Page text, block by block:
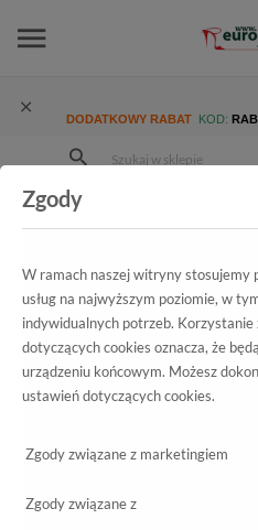
DODATKOWY RABAT KOD:
Kolekcja damska
Lordsy
Wszystkie
Lordsy
Zgody
W ramach naszej witryny stosujemy
usług na najwyższym poziomie, w
indywidualnych potrzeb.
dotyczących cookies oznacza, że
urządzeniu końcowym. Możesz
ustawień dotyczących cookies.
Zgody związane z marketingiem
Zgody związane z